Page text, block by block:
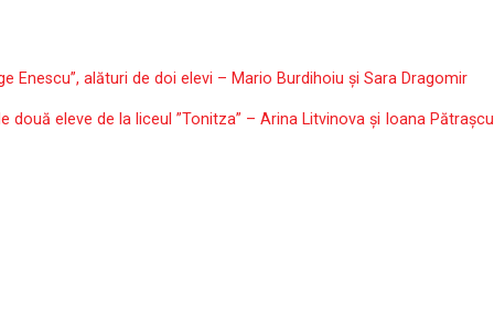
Enescu”, alături de doi elevi – Mario Burdihoiu și Sara Dragomir
eleve de la liceul ”Tonitza” – Arina Litvinova și Ioana Pătrașcu